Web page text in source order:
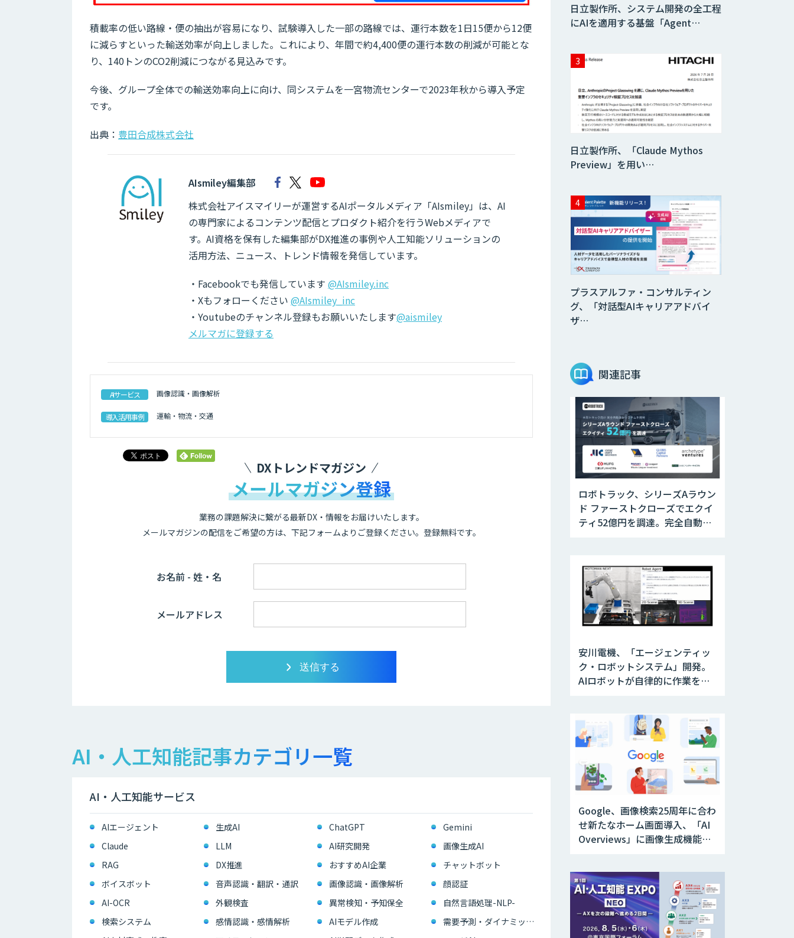
積載率の低い路線・便の抽出が容易になり、試験導入した一部の路線では、運行本数を1日15便から12便
に減らすといった輸送効率が向上しました。これにより、年間で約4,400便の運行本数の削減が可能とな
り、140トンのCO2削減につながる見込みです。
今後、グループ全体での輸送効率向上に向け、同システムを一宮物流センターで2023年秋から導入予定
です。
出典： 豊田合成株式会社
AIsmiley編集部
株式会社アイスマイリーが運営するAIポータルメディア「AIsmiley」は、AI
の専門家によるコンテンツ配信とプロダクト紹介を行うWebメディアで
す。AI資格を保有した編集部がDX推進の事例や人工知能ソリューションの
活用方法、ニュース、トレンド情報を発信しています。
・Facebookでも発信しています @AIsmiley.inc
・Xもフォローください @AIsmiley_inc
・Youtubeのチャンネル登録もお願いいたします@aismiley
メルマガに登録する
AIサービス 画像認識・画像解析
導入活用事例 運輸・物流・交通
DXトレンドマガジン
メールマガジン登録
業務の課題解決に繋がる最新DX・情報をお届けいたします。
メールマガジンの配信をご希望の方は、下記フォームよりご登録ください。登録無料です。
お名前 - 姓・名
メールアドレス
AI・人工知能記事カテゴリ一覧
AI・人工知能サービス
AIエージェント 生成AI ChatGPT
Gemini
Claude
LLM AI研究開発
画像生成AI
RAG
DX推進 おすすめAI企業
チャットボット
ボイスボット
音声認識・翻訳・通訳 画像認識・画像解析
顔認証
AI-OCR
外観検査 異常検知・予知保全
自然言語処理-NLP-
検索システム
感情認識・感情解析 AIモデル作成
需要予測・ダイナミックプライシング
日立製作所、システム開発の全工程
にAIを適用する基盤「Agent…
日立製作所、「Claude Mythos
Preview」を用い…
プラスアルファ・コンサルティン
グ、「対話型AIキャリアアドバイ
ザ…
関連記事
ロボトラック、シリーズAラウン
ド ファーストクローズでエクイ
ティ52億円を調達。完全自動運
安川電機、「エージェンティッ
ク・ロボットシステム」開発。
AIロボットが自律的に作業を実
Google、画像検索25周年に合わ
せ新たなホーム画面導入、「AI
Overviews」に画像生成機能を